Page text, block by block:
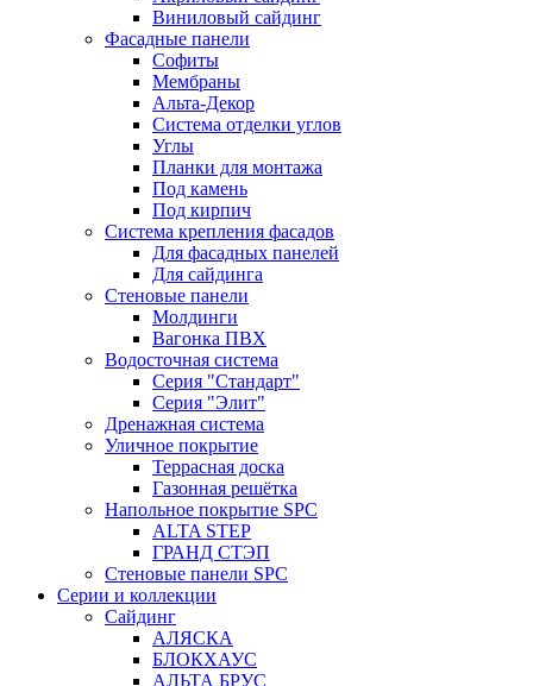
Виниловый сайдинг
Фасадные панели
Софиты
Мембраны
Альта-Декор
Система отделки углов
Углы
Планки для монтажа
Под камень
Под кирпич
Система крепления фасадов
Для фасадных панелей
Для сайдинга
Стеновые панели
Молдинги
Вагонка ПВХ
Водосточная система
Серия "Стандарт"
Серия "Элит"
Дренажная система
Уличное покрытие
Террасная доска
Газонная решётка
Напольное покрытие SPC
ALTA STEP
ГРАНД СТЭП
Стеновые панели SPC
Серии и коллекции
Сайдинг
АЛЯСКА
БЛОКХАУС
АЛЬТА БРУС